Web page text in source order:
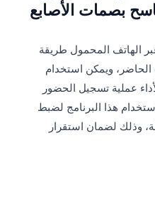
بصمات الأصابع
الهاتف المحمول طريقة
ويمكن استخدام
عملية تسجيل الحضور
هذا البرنامج لضبط
وذلك لضمان استقرار